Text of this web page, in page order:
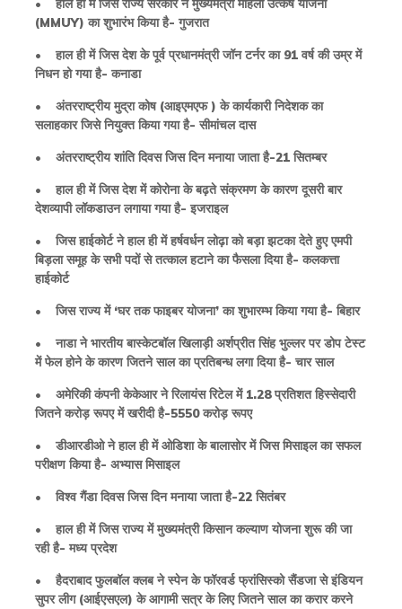
• हाल ही में जिस राज्य सरकार ने मुख्यमंत्री महिला उत्कर्ष योजना
(MMUY) का शुभारंभ किया है- गुजरात
• हाल ही में जिस देश के पूर्व प्रधानमंत्री जॉन टर्नर का 91 वर्ष की उम्र में
निधन हो गया है- कनाडा
• अंतरराष्ट्रीय मुद्रा कोष (आइएमएफ ) के कार्यकारी निदेशक का
सलाहकार जिसे नियुक्त किया गया है- सीमांचल दास
• अंतरराष्ट्रीय शांति दिवस जिस दिन मनाया जाता है-21 सितम्बर
• हाल ही में जिस देश में कोरोना के बढ़ते संक्रमण के कारण दूसरी बार
देशव्यापी लॉकडाउन लगाया गया है- इजराइल
• जिस हाईकोर्ट ने हाल ही में हर्षवर्धन लोढ़ा को बड़ा झटका देते हुए एमपी
बिड़ला समूह के सभी पदों से तत्काल हटाने का फैसला दिया है- कलकत्ता
हाईकोर्ट
• जिस राज्य में ‘घर तक फाइबर योजना’ का शुभारम्भ किया गया है- बिहार
• नाडा ने भारतीय बास्केटबॉल खिलाड़ी अर्शप्रीत सिंह भुल्लर पर डोप टेस्ट
में फेल होने के कारण जितने साल का प्रतिबन्ध लगा दिया है- चार साल
• अमेरिकी कंपनी केकेआर ने रिलायंस रिटेल में 1.28 प्रतिशत हिस्सेदारी
जितने करोड़ रूपए में खरीदी है-5550 करोड़ रूपए
• डीआरडीओ ने हाल ही में ओडिशा के बालासोर में जिस मिसाइल का सफल
परीक्षण किया है- अभ्यास मिसाइल
• विश्व गैंडा दिवस जिस दिन मनाया जाता है-22 सितंबर
• हाल ही में जिस राज्य में मुख्यमंत्री किसान कल्याण योजना शुरू की जा
रही है- मध्य प्रदेश
• हैदराबाद फुलबॉल क्लब ने स्पेन के फॉरवर्ड फ्रांसिस्को सैंडजा से इंडियन
सुपर लीग (आईएसएल) के आगामी सत्र के लिए जितने साल का करार करने